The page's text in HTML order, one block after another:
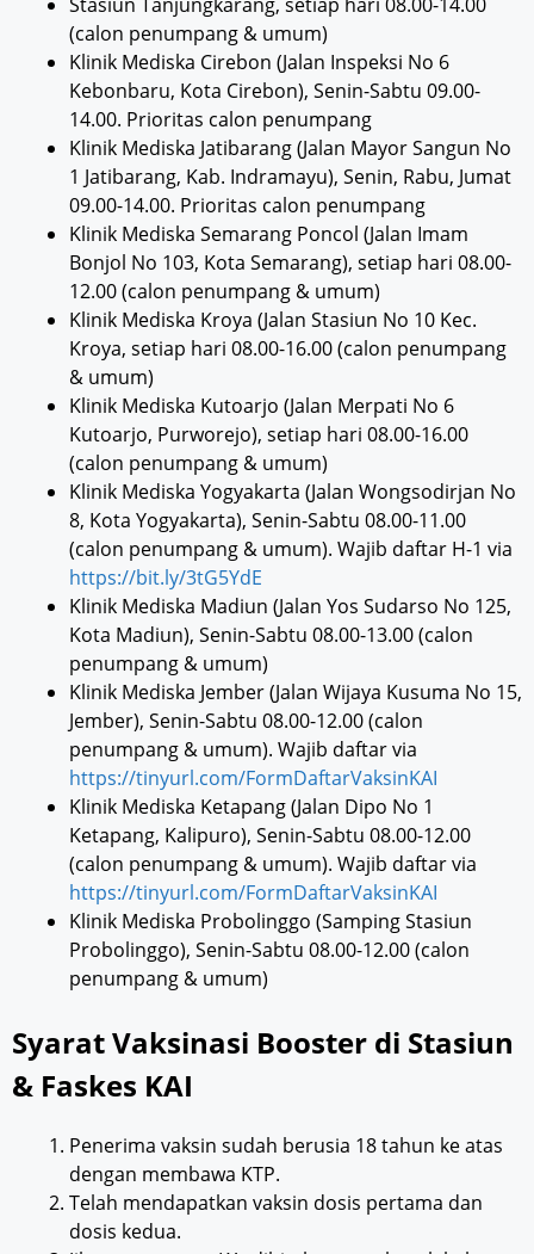
(calon penumpang & umum)
Klinik Mediska Cirebon (Jalan Inspeksi No 6
Kebonbaru, Kota Cirebon), Senin-Sabtu 09.00-
14.00. Prioritas calon penumpang
Klinik Mediska Jatibarang (Jalan Mayor Sangun No
1 Jatibarang, Kab. Indramayu), Senin, Rabu, Jumat
09.00-14.00. Prioritas calon penumpang
Klinik Mediska Semarang Poncol (Jalan Imam
Bonjol No 103, Kota Semarang), setiap hari 08.00-
12.00 (calon penumpang & umum)
Klinik Mediska Kroya (Jalan Stasiun No 10 Kec.
Kroya, setiap hari 08.00-16.00 (calon penumpang
& umum)
Klinik Mediska Kutoarjo (Jalan Merpati No 6
Kutoarjo, Purworejo), setiap hari 08.00-16.00
(calon penumpang & umum)
Klinik Mediska Yogyakarta (Jalan Wongsodirjan No
8, Kota Yogyakarta), Senin-Sabtu 08.00-11.00
(calon penumpang & umum). Wajib daftar H-1 via
https://bit.ly/3tG5YdE
Klinik Mediska Madiun (Jalan Yos Sudarso No 125,
Kota Madiun), Senin-Sabtu 08.00-13.00 (calon
penumpang & umum)
Klinik Mediska Jember (Jalan Wijaya Kusuma No 15,
Jember), Senin-Sabtu 08.00-12.00 (calon
penumpang & umum). Wajib daftar via
https://tinyurl.com/FormDaftarVaksinKAI
Klinik Mediska Ketapang (Jalan Dipo No 1
Ketapang, Kalipuro), Senin-Sabtu 08.00-12.00
(calon penumpang & umum). Wajib daftar via
https://tinyurl.com/FormDaftarVaksinKAI
Klinik Mediska Probolinggo (Samping Stasiun
Probolinggo), Senin-Sabtu 08.00-12.00 (calon
penumpang & umum)
Syarat Vaksinasi Booster di Stasiun
& Faskes KAI
Penerima vaksin sudah berusia 18 tahun ke atas
dengan membawa KTP.
Telah mendapatkan vaksin dosis pertama dan
dosis kedua.